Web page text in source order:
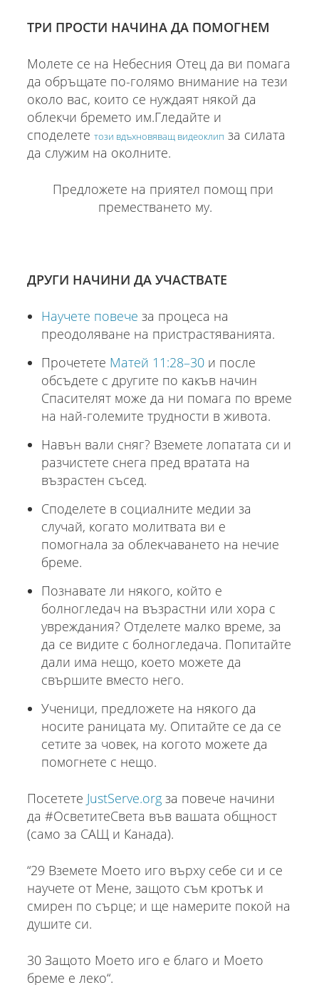
ТРИ ПРОСТИ НАЧИНА ДА ПОМОГНЕМ
Молете се на Небесния Отец да ви помага
да обръщате по-голямо внимание на тези
около вас, които се нуждаят някой да
облекчи бремето им.Гледайте и
споделете този вдъхновяващ видеоклип за силата
да служим на околните.
Предложете на приятел помощ при
преместването му.
ДРУГИ НАЧИНИ ДА УЧАСТВАТЕ
Научете повече за процеса на
преодоляване на пристрастяванията.
Прочетете Mатей 11:28–30и после
обсъдете с другите по какъв начин
Спасителят може да ни помага по време
на най-големите трудности в живота.
Навън вали сняг? Вземете лопатата си и
разчистете снега пред вратата на
възрастен съсед.
Споделете в социалните медии за
случай, когато молитвата ви е
помогнала за облекчаването на нечие
бреме.
Познавате ли някого, който е
болногледач на възрастни или хора с
увреждания? Отделете малко време, за
да се видите с болногледача. Попитайте
дали има нещо, което можете да
свършите вместо него.
Ученици, предложете на някого да
носите раницата му. Опитайте се да се
сетите за човек, на когото можете да
помогнете с нещо.
Посетете JustServe.orgза повече начини
да #ОсветитеСвета във вашата общност
(само за САЩ и Канада).
“29 Вземете Моето иго върху себе си и се
научете от Мене, защото съм кротък и
смирен по сърце; и ще намерите покой на
душите си.
30 Защото Моето иго е благо и Моето
бреме е леко“.